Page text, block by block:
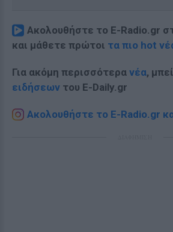
Ακολουθήστε το E-Radio.gr
και μάθετε πρώτοι τα πιο hot
Για ακόμη περισσότερα νέα,
ειδήσεων του E-Daily.gr
Ακολουθήστε το E-Radio.gr